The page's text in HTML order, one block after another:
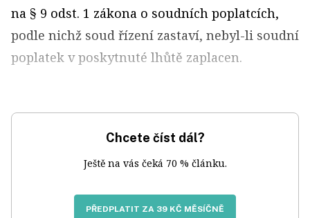
na § 9 odst. 1 zákona o soudních poplatcích,
podle nichž soud řízení zastaví, nebyl-li soudní
poplatek v poskytnuté lhůtě zaplacen.
Chcete číst dál?
Ještě na vás čeká 70 % článku.
PŘEDPLATIT ZA 39 KČ MĚSÍČNĚ